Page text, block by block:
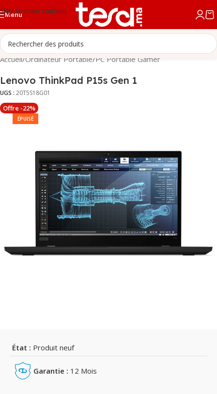
Skip to main content
Menu
Accueil/Ordinateur Portable/PC Portable Gamer
Lenovo ThinkPad P15s Gen 1
UGS : 20T5S18G01
Offre -22%
ÉPUISÉ
État : Produit neuf
Garantie : 12 Mois